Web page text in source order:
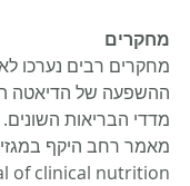
מחקרים
מחקרים רבים נערכו
ההשפעה של הדיאטה
מאמר רחב היקף